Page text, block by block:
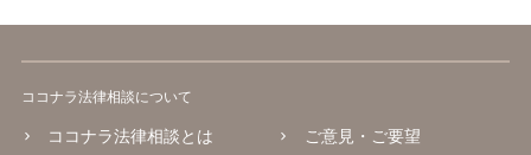
ココナラ法律相談について
ココナラ法律相談とは
ご意見・ご要望